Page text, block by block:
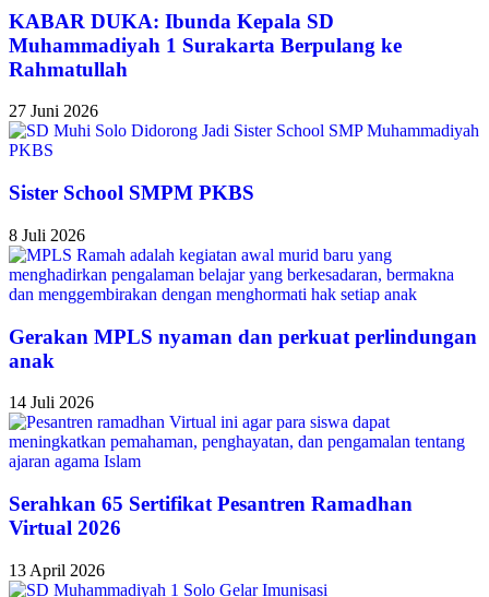
KABAR DUKA: Ibunda Kepala SD
Muhammadiyah 1 Surakarta Berpulang ke
Rahmatullah
27 Juni 2026
Sister School SMPM PKBS
8 Juli 2026
Gerakan MPLS nyaman dan perkuat perlindungan
anak
14 Juli 2026
Serahkan 65 Sertifikat Pesantren Ramadhan
Virtual 2026
13 April 2026